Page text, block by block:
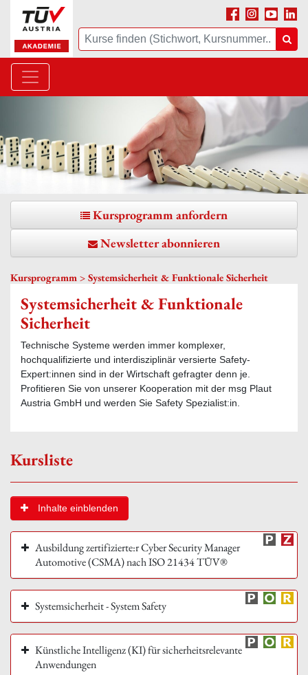
Suche
Facebook
Instagram
Youtube
Kursprogramm > Systemsicherheit & Funktionale Sicherheit
Kursprogramm anfordern
Newsletter abonnieren
Systemsicherheit & Funktionale
Sicherheit
Technische Systeme werden immer komplexer,
hochqualifizierte und interdisziplinär versierte Safety-
Expert:innen sind in der Wirtschaft gefragter denn je.
Profitieren Sie von unserer Kooperation mit der msg Plaut
Austria GmbH und werden Sie Safety Spezialist:in.
Kursliste
Inhalte einblenden
Ausbildung zertifizierte:r Cyber Security Manager
Automotive (CSMA) nach ISO 21434 TÜV®
Systemsicherheit - System Safety
Künstliche Intelligenz (KI) für sicherheitsrelevante
Anwendungen